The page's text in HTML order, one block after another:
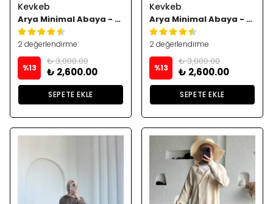
Kevkeb
Arya Minimal Abaya - Lacivert
2 değerlendirme
%13
₺ 3,000.00
₺ 2,600.00
SEPETE EKLE
Kevkeb
Arya Minimal Abaya - Siyah
2 değerlendirme
%13
₺ 3,000.00
₺ 2,600.00
SEPETE EKLE